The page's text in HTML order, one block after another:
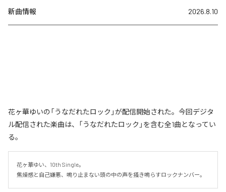
新曲情報 2026.8.10
花ヶ華ゆいの「うなだれたロック」が配信開始された。今回デジタ
ル配信された楽曲は、「うなだれたロック」を含む全1曲となってい
る。
花ヶ華ゆい、10th Single。
焦燥感と自己嫌悪、鳴り止まない頭の中の声を掻き鳴らすロックナンバー。